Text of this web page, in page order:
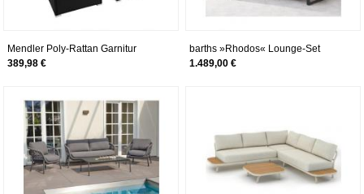
Mendler Poly-Rattan Garnitur
HWC-F57,
Creme
389,98 €
barths »Rhodos« Lounge-Set
anthrazit 3-teilig
1.489,00 €